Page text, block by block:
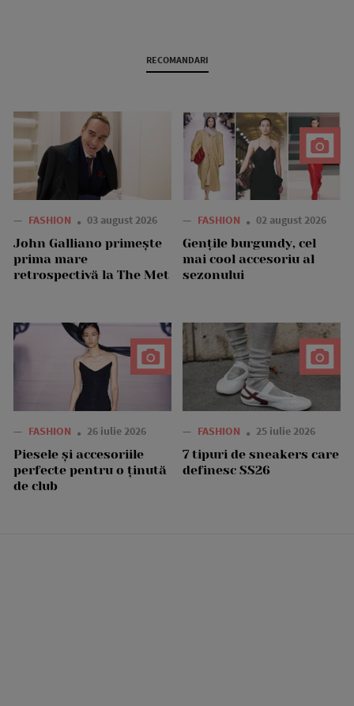
RECOMANDARI
— FASHION 03 august 2026
John Galliano primește
prima mare
retrospectivă la The Met
— FASHION 02 august 2026
Gențile burgundy, cel
mai cool accesoriu al
sezonului
— FASHION 26 iulie 2026
Piesele și accesoriile
perfecte pentru o ținută
de club
— FASHION 25 iulie 2026
7 tipuri de sneakers care
definesc SS26